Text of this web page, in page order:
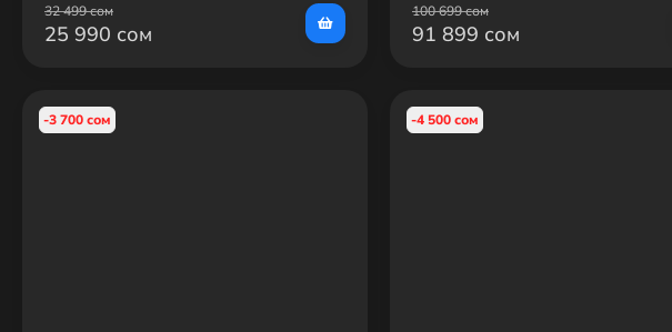
32 499 сом
25 990 сом
100 699 сом
91 899 сом
-3 700 сом -4 500 сом